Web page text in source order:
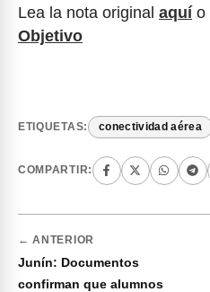
Lea la nota original aquí o
Objetivo
ETIQUETAS: conectividad aérea
COMPARTIR:
← ANTERIOR
Junín: Documentos
confirman que alumnos